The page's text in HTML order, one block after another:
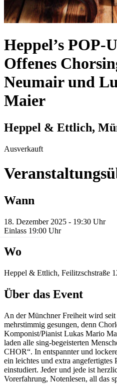
Heppel’s POP-
Offenes
Neumair und
Maier
Heppel & Ettlich,
Ausverkauft
Wann
18. Dezember 2025 - 19:30 Uhr
Einlass 19:00 Uhr
Wo
Heppel & Ettlich, Feilitzschstraße
Über das Event
An der Münchner Freiheit wird seit
mehrstimmig gesungen, denn
Komponist/Pianist Lukas Mario
laden alle sing-begeisterten
CHOR“. In entspannter und
ein leichtes und extra angefertigtes
einstudiert. Jeder und jede ist
Vorerfahrung, Notenlesen, all das